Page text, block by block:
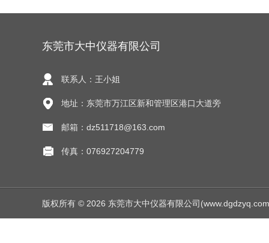
东莞市大中仪器有限公司
联系人：王小姐
地址：东莞市万江区新和管理区港口大道旁
邮箱：dz511718@163.com
传真：076927204779
版权所有 © 2026 东莞市大中仪器有限公司